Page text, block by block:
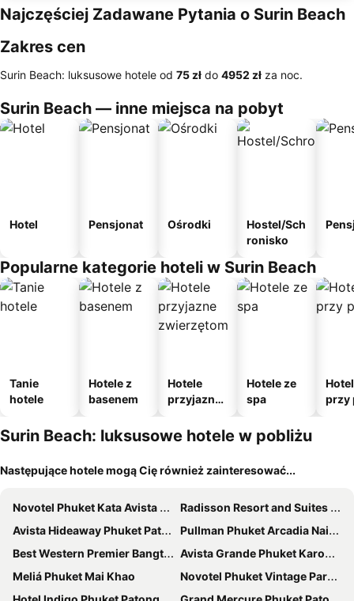
Najczęściej Zadawane Pytania o Surin Beach
Zakres cen
Surin Beach: luksusowe hotele od ‎75 zł do ‎4952 zł za noc.
Surin Beach — inne miejsca na pobyt
Hotel Pensjonat Ośrodki
Hostel/Sch
ronisko
Popularne kategorie hoteli w Surin Beach
Tanie
hotele
Hotele z
basenem
Hotele
przyjazne
m
Hotele ze
spa
przy
Surin Beach: luksusowe hotele w pobliżu
Następujące hotele mogą Cię również zainteresować...
Novotel Phuket Kata Avista Resort & Spa
Radisson Resort and Suites Phuket
Avista Hideaway Phuket Patong - MGallery
Pullman Phuket Arcadia Naithon Beach
Best Western Premier Bangtao Beach Resort & Spa
Avista Grande Phuket Karon - MGallery
Meliá Phuket Mai Khao
Novotel Phuket Vintage Park Resort